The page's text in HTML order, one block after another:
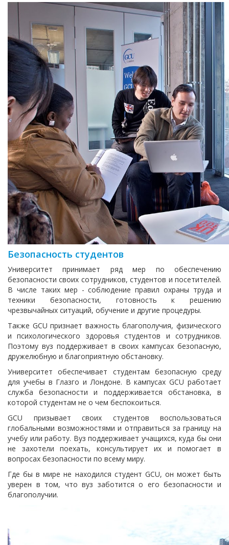
Безопасность студентов
Университет принимает ряд мер по обеспечению
безопасности своих сотрудников, студентов и посетителей.
В числе таких мер - соблюдение правил охраны труда и
техники безопасности, готовность к решению
чрезвычайных ситуаций, обучение и другие процедуры.
Также GCU признает важность благополучия, физического
и психологического здоровья студентов и сотрудников.
Поэтому вуз поддерживает в своих кампусах безопасную,
дружелюбную и благоприятную обстановку.
Университет обеспечивает студентам безопасную среду
для учебы в Глазго и Лондоне. В кампусах GCU работает
служба безопасности и поддерживается обстановка, в
которой студентам не о чем беспокоиться.
GCU призывает своих студентов воспользоваться
глобальными возможностями и отправиться за границу на
учебу или работу. Вуз поддерживает учащихся, куда бы они
не захотели поехать, консультирует их и помогает в
вопросах безопасности по всему миру.
Где бы в мире не находился студент GCU, он может быть
уверен в том, что вуз заботится о его безопасности и
благополучии.